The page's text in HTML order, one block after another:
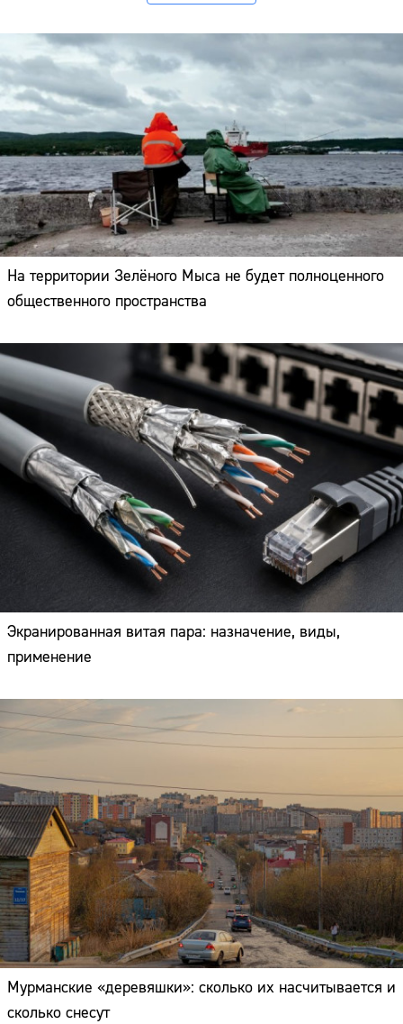
На территории Зелёного Мыса не будет полноценного
общественного пространства
Экранированная витая пара: назначение, виды,
применение
Мурманские «деревяшки»: сколько их насчитывается и
сколько снесут